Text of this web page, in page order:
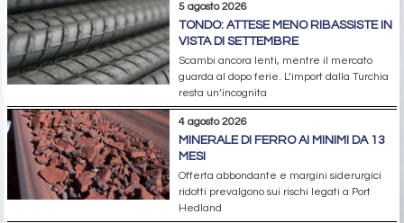
5 agosto 2026
TONDO: ATTESE MENO RIBASSISTE IN
VISTA DI SETTEMBRE
Scambi ancora lenti, mentre il mercato
guarda al dopo ferie. L’import dalla Turchia
resta un’incognita
4 agosto 2026
MINERALE DI FERRO AI MINIMI DA 13
MESI
Offerta abbondante e margini siderurgici
ridotti prevalgono sui rischi legati a Port
Hedland